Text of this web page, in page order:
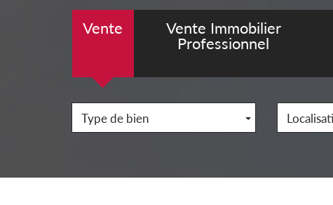
Vente
Vente Immobilier
Professionnel
Type de bien